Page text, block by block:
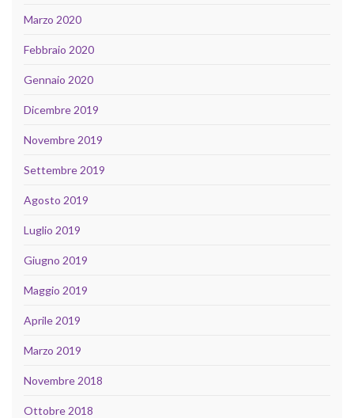
Marzo 2020
Febbraio 2020
Gennaio 2020
Dicembre 2019
Novembre 2019
Settembre 2019
Agosto 2019
Luglio 2019
Giugno 2019
Maggio 2019
Aprile 2019
Marzo 2019
Novembre 2018
Ottobre 2018